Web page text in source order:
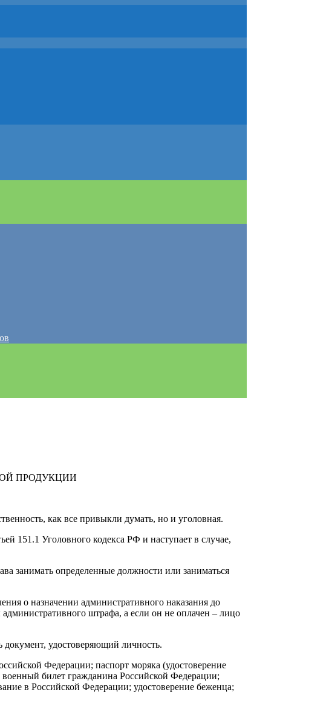
ПРОДУКЦИИ
как все привыкли думать, но и уголовная.
151.1 Уголовного кодекса РФ и наступает в случае,
занимать определенные должности или заниматься
о назначении административного наказания до
штрафа, а если он не оплачен – лицо
документ, удостоверяющий личность.
Федерации; паспорт моряка (удостоверение
билет гражданина Российской Федерации;
в Российской Федерации; удостоверение беженца;